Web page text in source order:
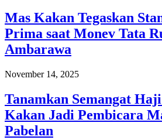
Mas Kakan Tegaskan
Prima saat Monev Tata
Ambarawa
November 14, 2025
Tanamkan Semangat
Kakan Jadi Pembicara
Pabelan